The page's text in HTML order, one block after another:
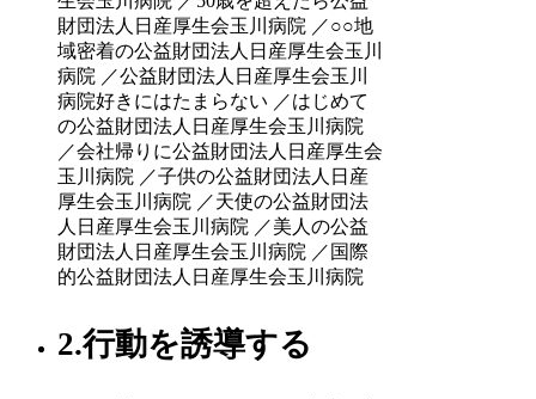
財団法人日産厚生会玉川病院 ／○○地
域密着の公益財団法人日産厚生会玉川
病院 ／公益財団法人日産厚生会玉川
病院好きにはたまらない ／はじめて
の公益財団法人日産厚生会玉川病院
／会社帰りに公益財団法人日産厚生会
玉川病院 ／子供の公益財団法人日産
厚生会玉川病院 ／天使の公益財団法
人日産厚生会玉川病院 ／美人の公益
財団法人日産厚生会玉川病院 ／国際
的公益財団法人日産厚生会玉川病院
2.行動を誘導する